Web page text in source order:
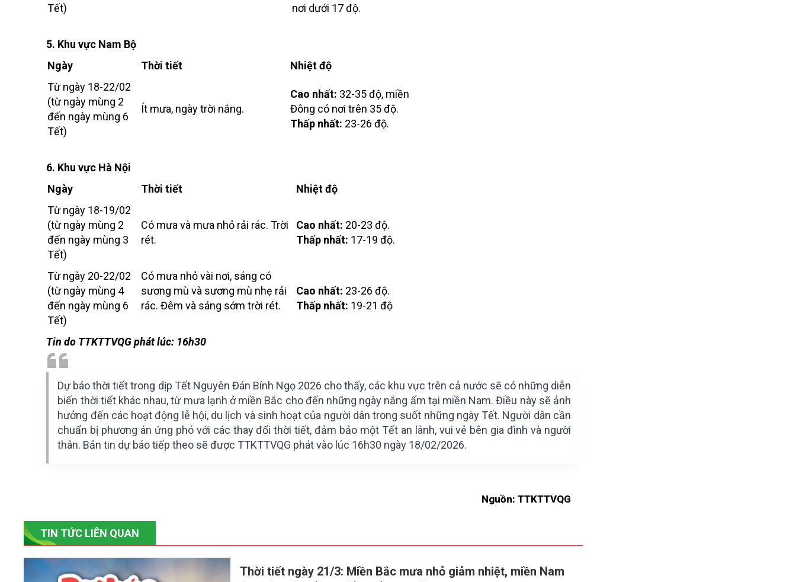
Tết)
nơi dưới 17 độ.
5. Khu vực Nam Bộ
Ngày
Thời tiết
Nhiệt độ
Từ ngày 18-22/02
(từ ngày mùng 2
đến ngày mùng 6
Tết)
Ít mưa, ngày trời nắng.
Cao nhất: 32-35 độ, miền
Đông có nơi trên 35 độ.
Thấp nhất: 23-26 độ.
6. Khu vực Hà Nội
Ngày
Thời tiết
Nhiệt độ
Từ ngày 18-19/02
(từ ngày mùng 2
đến ngày mùng 3
Tết)
Có mưa và mưa nhỏ rải rác. Trời
rét.
Cao nhất: 20-23 độ.
Thấp nhất: 17-19 độ.
Từ ngày 20-22/02
(từ ngày mùng 4
đến ngày mùng 6
Tết)
Có mưa nhỏ vài nơi, sáng có
sương mù và sương mù nhẹ rải
rác. Đêm và sáng sớm trời rét.
Cao nhất: 23-26 độ.
Thấp nhất: 19-21 độ
Tin do TTKTTVQG phát lúc: 16h30
Dự báo thời tiết trong dịp Tết Nguyên Đán Bính Ngọ 2026 cho thấy, các khu vực trên cả nước sẽ có những diễn
biến thời tiết khác nhau, từ mưa lạnh ở miền Bắc cho đến những ngày nắng ấm tại miền Nam. Điều này sẽ ảnh
hưởng đến các hoạt động lễ hội, du lịch và sinh hoạt của người dân trong suốt những ngày Tết. Người dân cần
chuẩn bị phương án ứng phó với các thay đổi thời tiết, đảm bảo một Tết an lành, vui vẻ bên gia đình và người
thân. Bản tin dự báo tiếp theo sẽ được TTKTTVQG phát vào lúc 16h30 ngày 18/02/2026.
Nguồn: TTKTTVQG
TIN TỨC LIÊN QUAN
Thời tiết ngày 21/3: Miền Bắc mưa nhỏ giảm nhiệt, miền Nam